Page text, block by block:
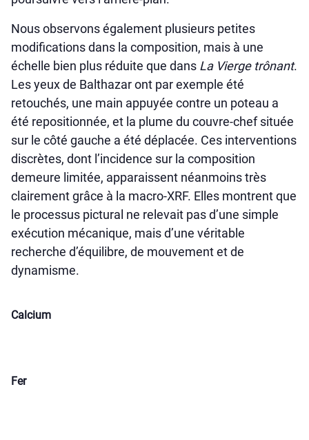
Nous observons également plusieurs petites
modifications dans la composition, mais à une
échelle bien plus réduite que dans La Vierge trônant.
Les yeux de Balthazar ont par exemple été
retouchés, une main appuyée contre un poteau a
été repositionnée, et la plume du couvre-chef située
sur le côté gauche a été déplacée. Ces interventions
discrètes, dont l’incidence sur la composition
demeure limitée, apparaissent néanmoins très
clairement grâce à la macro-XRF. Elles montrent que
le processus pictural ne relevait pas d’une simple
exécution mécanique, mais d’une véritable
recherche d’équilibre, de mouvement et de
dynamisme.
Calcium
Fer